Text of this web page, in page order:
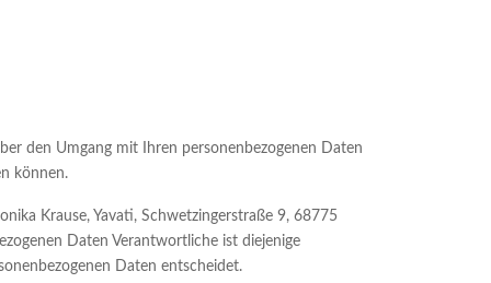
den Umgang mit Ihren personenbezogenen Daten
können.
Krause, Yavati, Schwetzingerstraße 9, 68775
Daten Verantwortliche ist diejenige
Daten entscheidet.